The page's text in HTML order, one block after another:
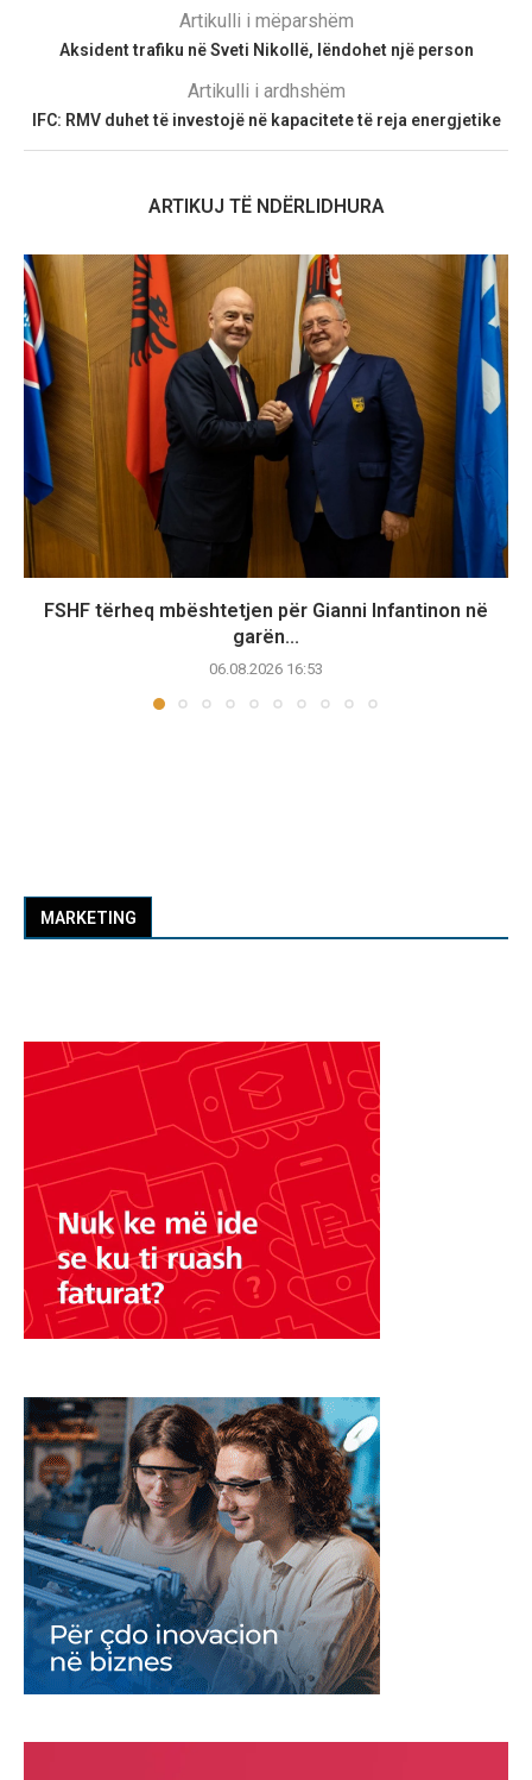
Artikulli i mëparshëm
Aksident trafiku në Sveti Nikollë, lëndohet një person
Artikulli i ardhshëm
IFC: RMV duhet të investojë në kapacitete të reja energjetike
ARTIKUJ TË NDËRLIDHURA
FSHF tërheq mbështetjen për Gianni Infantinon në
garën...
06.08.2026 16:53
MARKETING